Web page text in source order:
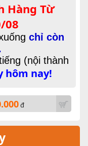
Hàng Từ
08
chỉ còn
(nội thành
hôm nay!
đ